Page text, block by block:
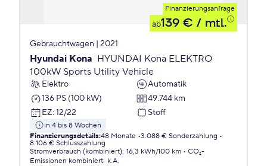
Finanzierungsanfrage
ab139 € / mtl.
Gebrauchtwagen | 2021
Hyundai Kona HYUNDAI Kona ELEKTRO
100kW Sports Utility Vehicle
Elektro
Automatik
136 PS (100 kW)
49.744 km
EZ: 12/22 Stoff
in 4 bis 8 Wochen
Finanzierungsdetails:48 Monate 3.088 € Sonderzahlung
8.106 € Schlusszahlung
Stromverbrauch (kombiniert): 16,3 kWh/100 km
CO₂-
Emissionen kombiniert: k.A.